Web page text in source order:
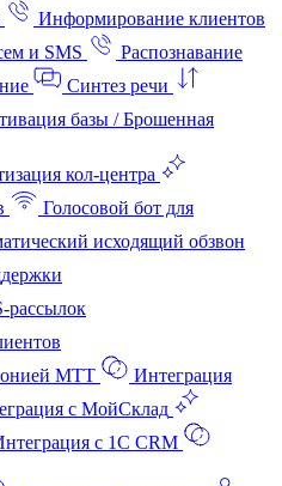
Информирование клиентов
и SMS
Распознавание
Синтез речи
базы / Брошенная
кол‑центра
Голосовой бот для
исходящий обзвон
рассылок
МТТ
Интеграция
с МойСклад
с 1C CRM